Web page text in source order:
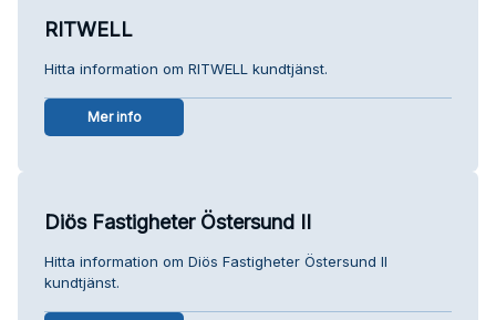
RITWELL
Hitta information om RITWELL kundtjänst.
Mer info
Diös Fastigheter Östersund II
Hitta information om Diös Fastigheter Östersund II
kundtjänst.